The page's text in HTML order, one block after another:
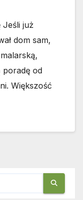
Jeśli już
dom sam,
poradę od
Większość